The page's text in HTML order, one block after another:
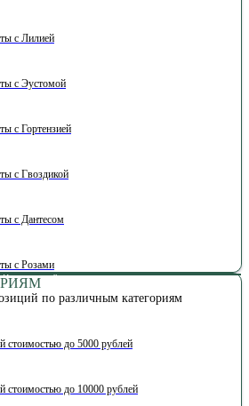
Компания"
Красных Мадьяр, д.27
PayKeeper
с Лилией
с Эустомой
с Гортензией
с Гвоздикой
с Дантесом
с Розами
по различным категориям
стоимостью до 5000 рублей
стоимостью до 10000 рублей